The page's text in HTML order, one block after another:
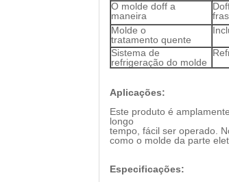
O molde doff a
maneira
Molde o
tratamento quente
Sistema de
refrigeração do molde
Aplicações:
Este produto é
longo
tempo, fácil ser operado.
como o molde da parte
Especificações: